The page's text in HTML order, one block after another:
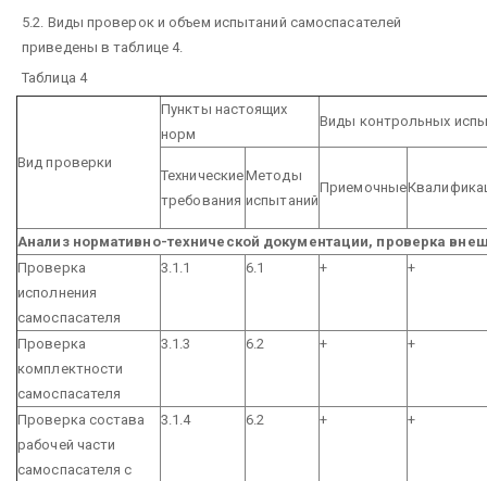
5.2. Виды проверок и объем испытаний самоспасателей
приведены в таблице 4.
Таблица 4
Вид проверки
Пункты настоящих
норм
Виды контрольных
Технические
требования
Методы
испытаний
Приемочные
Анализ нормативно-технической документации, проверка
Проверка
исполнения
самоспасателя
3.1.1 6.1 + +
Проверка
комплектности
самоспасателя
3.1.3 6.2 + +
Проверка состава
рабочей части
самоспасателя с
3.1.4 6.2 + +